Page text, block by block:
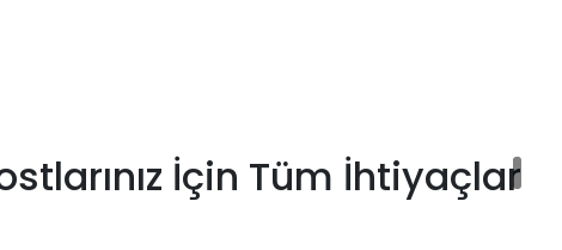
İçin Tüm İhtiyaçlar